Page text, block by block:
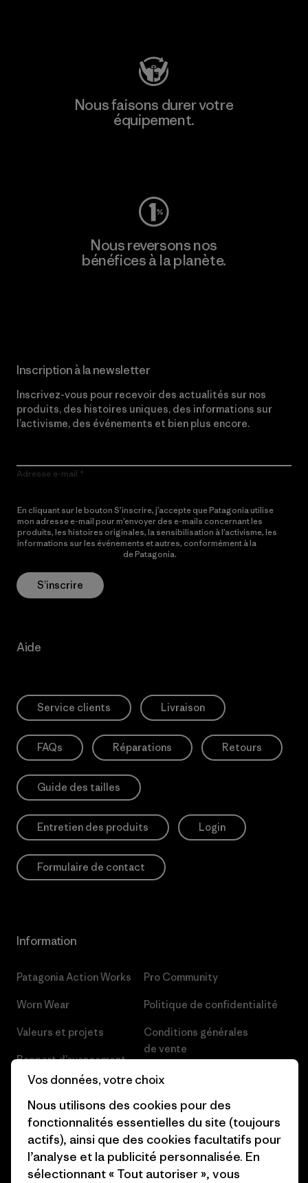
Nous faisons durer votre
équipement.
Nous reversons nos
bénéfices à la planète.
Inscription à la newsletter
Inscrivez-vous pour recevoir des actualités sur nos
produits, des histoires uniques, des informations sur
l’activisme, des événements et bien plus encore.
Adresse e-mail
En cliquant sur le bouton S’inscrire, j’accepte que Patagonia utilise
mon adresse e-mail pour m’envoyer des e-mails concernant les
produits, les histoires originales, la sensibilisation à l’activisme, les
informations sur les événements et autres, conformément à la
de Patagonia.
S’inscrire
Aide
Service clients Livraison
FAQs Réparations Retours
Guide des tailles
Entretien des produits Login
Formulaire de contact
Information
Patagonia Action Works
Worn Wear
Valeurs et projets
Rapport d’avancement
Business Unusual
Objectifs climatiques
1% For The Planet
Comment nous finançons
Pro Community
Politique de confidentialité
Conditions générales
de vente
Préférences de cookie
Carrières
Presse et media
Industry program
Vos données, votre choix
Nous utilisons des cookies pour des
fonctionnalités essentielles du site (toujours
actifs), ainsi que des cookies facultatifs pour
l’analyse et la publicité personnalisée. En
sélectionnant « Tout autoriser », vous